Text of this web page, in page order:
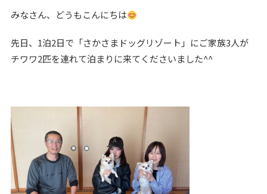
みなさん、どうもこんにちは
先日、1泊2日で「さかさまドッグリゾート」にご家族3人が
チワワ2匹を連れて泊まりに来てくださいました^^